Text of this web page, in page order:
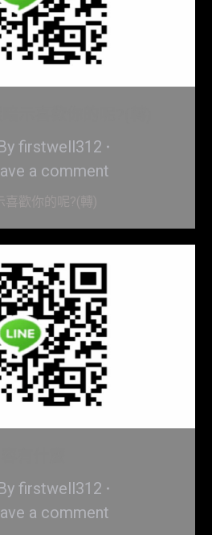
firstwell312
a comment
喜歡你的呢?(轉)
firstwell312
a comment